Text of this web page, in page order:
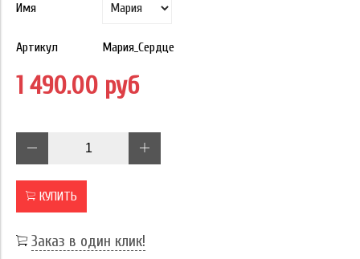
Имя
Артикул Мария_Сердце
1 490.00 руб
КУПИТЬ
Заказ в один клик!